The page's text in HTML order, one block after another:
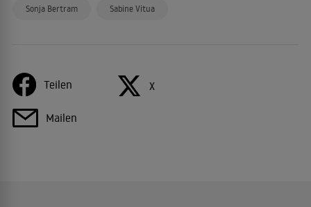
Sonja Bertram Sabine Vitua
Teilen X
Mailen